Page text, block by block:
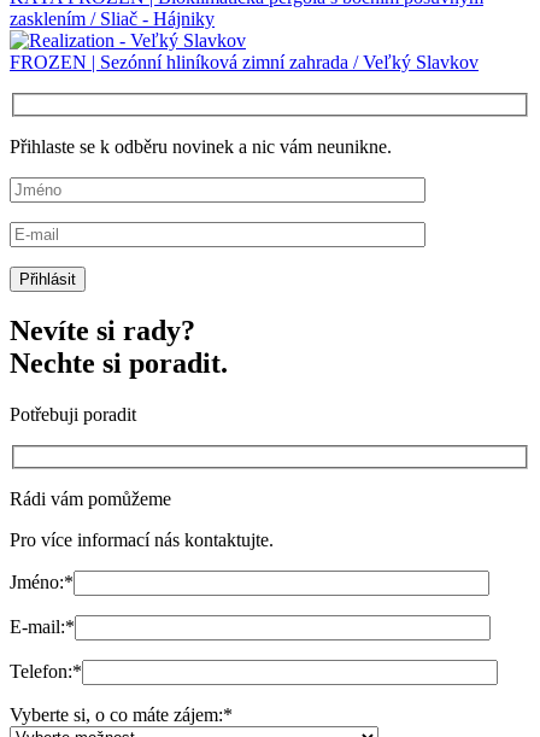
zasklením / Sliač - Hájniky
FROZEN | Sezónní hliníková zimní zahrada / Veľký Slavkov
Přihlaste se k odběru novinek a nic vám neunikne.
Nevíte si rady?
Nechte si poradit.
Potřebuji poradit
Rádi vám pomůžeme
Pro více informací nás kontaktujte.
Jméno:*
E-mail:*
Telefon:*
Vyberte si, o co máte zájem:*